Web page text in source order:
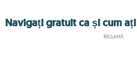
Navigați gratuit ca și cum
RECLAMĂ